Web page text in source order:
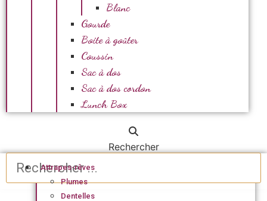
Blanc
Gourde
Boite à goûter
Coussin
Sac à dos
Sac à dos cordon
Lunch Box
Rechercher
Attrapes-rêves
Plumes
Dentelles